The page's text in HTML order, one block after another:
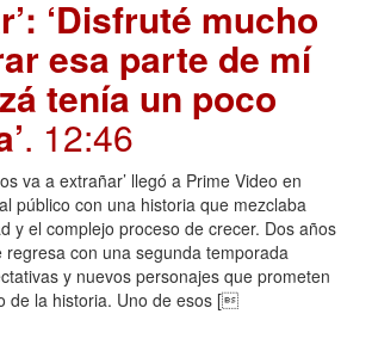
‘Disfruté mucho
esa parte de mí
tenía un poco
. 12:46
va a extrañar’ llegó a Prime Video en
público con una historia que mezclaba
y el complejo proceso de crecer. Dos años
regresa con una segunda temporada
y nuevos personajes que prometen
de la historia. Uno de esos [